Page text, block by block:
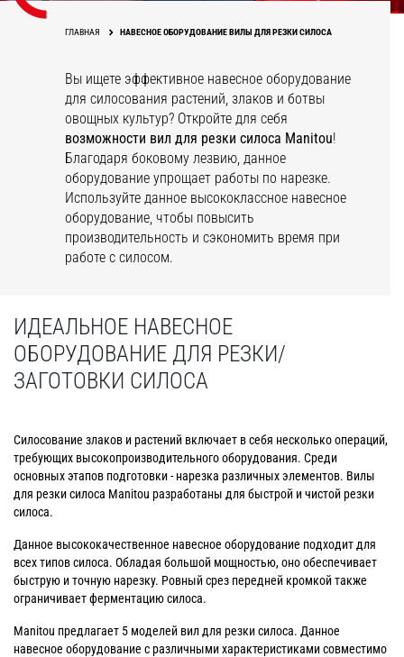
ГЛАВНАЯ НАВЕСНОЕ ОБОРУДОВАНИЕ ВИЛЫ ДЛЯ РЕЗКИ СИЛОСА
Вы ищете эффективное навесное оборудование
для силосования растений, злаков и ботвы
овощных культур? Откройте для себя
возможности вил для резки силоса Manitou!
Благодаря боковому лезвию, данное
оборудование упрощает работы по нарезке.
Используйте данное высококлассное навесное
оборудование, чтобы повысить
производительность и сэкономить время при
работе с силосом.
ИДЕАЛЬНОЕ НАВЕСНОЕ
ОБОРУДОВАНИЕ ДЛЯ РЕЗКИ/
ЗАГОТОВКИ СИЛОСА
Силосование злаков и растений включает в себя несколько операций,
требующих высокопроизводительного оборудования. Среди
основных этапов подготовки - нарезка различных элементов. Вилы
для резки силоса Manitou разработаны для быстрой и чистой резки
силоса.
Данное высококачественное навесное оборудование подходит для
всех типов силоса. Обладая большой мощностью, оно обеспечивает
быструю и точную нарезку. Ровный срез передней кромкой также
ограничивает ферментацию силоса.
Manitou предлагает 5 моделей вил для резки силоса. Данное
навесное оборудование с различными характеристиками совместимо